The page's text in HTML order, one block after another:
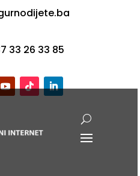
33 26 33 85